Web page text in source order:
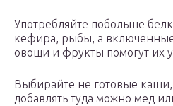
Употребляйте побольше
кефира, рыбы, а
овощи и фрукты помогут их
Выбирайте не готовые
добавлять туда можно мед